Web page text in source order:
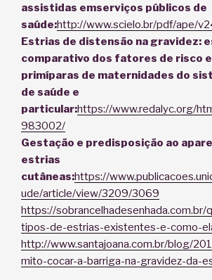
assistidas emserviços públicos de
saúde:http://www.scielo.br/pdf/ape/
Estrias de distensão na gravidez:
comparativo dos fatores de risco
primíparas de maternidades do
de saúde e
particular:https://www.redalyc.org/
983002/
Gestação e predisposição ao
estrias
cutâneas:https://
ude/article/view/3209/3069
https://sobrancelhadesenhada.com.br/
tipos-de-estrias-existentes-e-como-
http://www.santajoana.com.br/blog/
mito-cocar-a-barriga-na-gravidez-da-